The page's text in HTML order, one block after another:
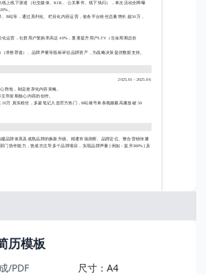
上线下渠道（社交媒体、KOL、公关事件、线下快闪），单次活动全网曝
。
B站等，通过系列化、栏目化内容运营，使各平台粉丝总量增长 超50万，
运营，社群用户复购率高达 40%，显著提升用户LTV（生命周期总价
净推荐值）、品牌声量等指标评估品牌资产，为战略决策提供数据支持。
2025.01 - 2025.06
阵地，制定差异化内容策略。
导前期核心内容的创作。
万 真实粉丝，多篇笔记入选官方热门，B站账号单条视频最高播放破 50
品牌体系及成熟品牌的焕新升级。精通市场洞察、品牌定位、整合营销传播
门协作能力，曾成功主导多个品牌项目，实现品牌声量 [例如：提升300%] 及
历模板
/PDF
尺寸：A4